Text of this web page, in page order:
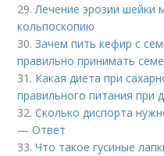
29.Лечение эрозии шейки
кольпоскопию
30.Зачем пить кефир с
правильно принимать
31. Какая диета при
правильного питания при
32.Сколько диспорта
— Ответ
33.Что такое гусиные